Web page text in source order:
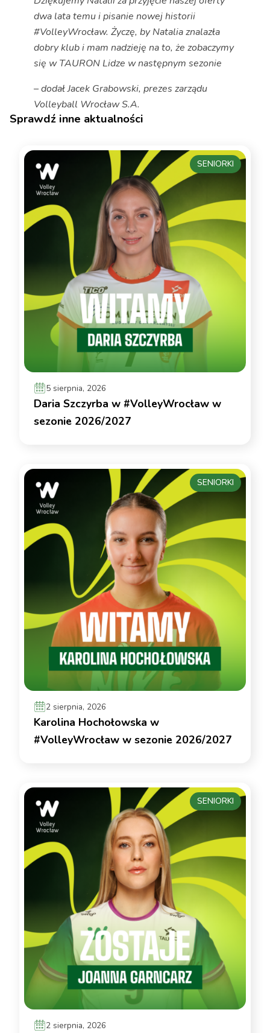
dwa lata temu i pisanie nowej historii
#VolleyWrocław. Życzę, by Natalia znalazła
dobry klub i mam nadzieję na to, że zobaczymy
się w TAURON Lidze w następnym sezonie
– dodał Jacek Grabowski, prezes zarządu
Volleyball Wrocław S.A.
Sprawdź inne aktualności
5 sierpnia, 2026
Daria Szczyrba w #VolleyWrocław w
sezonie 2026/2027
SENIORKI
2 sierpnia, 2026
Karolina Hochołowska w
#VolleyWrocław w sezonie 2026/2027
SENIORKI
2 sierpnia, 2026
SENIORKI